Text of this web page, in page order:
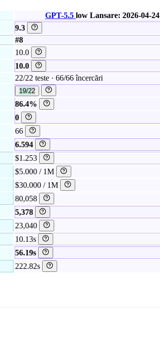
GPT-5.5 low Lansare: 2026-04-24
9.3
#8
10.0
10.0
22/22 teste · 66/66 încercări
19/22
86.4%
0
66
6.594
$1.253
$5.000 / 1M
$30.000 / 1M
80,058
5,378
23,040
10.13s
56.19s
222.82s